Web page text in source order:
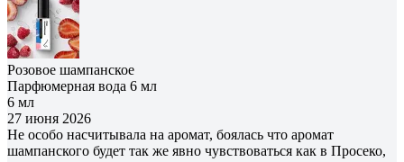
Розовое шампанское
Парфюмерная вода 6 мл
6 мл
27 июня 2026
Не особо насчитывала на аромат, боялась что аромат
шампанского будет так же явно чувствоваться как в Просеко,